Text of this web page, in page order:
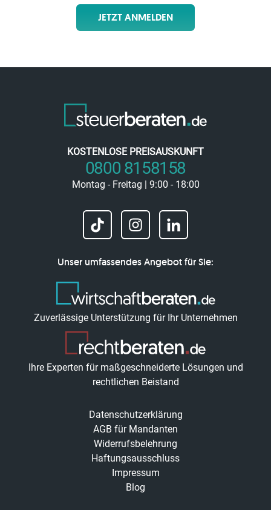
JETZT ANMELDEN
KOSTENLOSE PREISAUSKUNFT
0800 8158158
Montag - Freitag | 9:00 - 18:00
Unser umfassendes Angebot für Sie:
Zuverlässige Unterstützung für Ihr Unternehmen
Ihre Experten für maßgeschneiderte Lösungen und
rechtlichen Beistand
Datenschutzerklärung
AGB für Mandanten
Widerrufsbelehrung
Haftungsausschluss
Impressum
Blog